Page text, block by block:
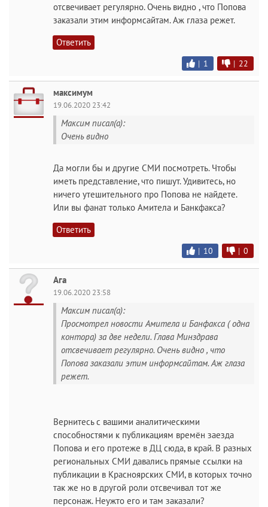
отсвечивает регулярно. Очень видно , что Попова
заказали этим информсайтам. Аж глаза режет.
Ответить
| 1 | 22
максимум
19.06.2020 23:42
Максим писал(а):
Очень видно
Да могли бы и другие СМИ посмотреть. Чтобы
иметь представление, что пишут. Удивитесь, но
ничего утешительного про Попова не найдете.
Или вы фанат только Амитела и Банкфакса?
Ответить
| 10 | 0
Ага
19.06.2020 23:58
Максим писал(а):
Просмотрел новости Амитела и Банфакса ( одна
контора) за две недели. Глава Минздрава
отсвечивает регулярно. Очень видно , что
Попова заказали этим информсайтам. Аж глаза
режет.
Вернитесь с вашими аналитическими
способностями к публикациям времён заезда
Попова и его протеже в ДЦ сюда, в край. В разных
региональных СМИ давались прямые ссылки на
публикации в Красноярских СМИ, в которых точно
так же но в другой роли отсвечивал тот же
персонаж. Неужто его и там заказали?